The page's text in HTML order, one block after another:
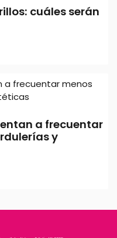
cuáles serán
a frecuentar
y